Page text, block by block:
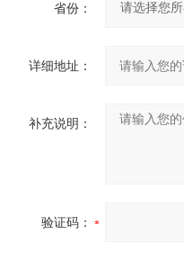
省份：
详细地址：
补充说明：
验证码：